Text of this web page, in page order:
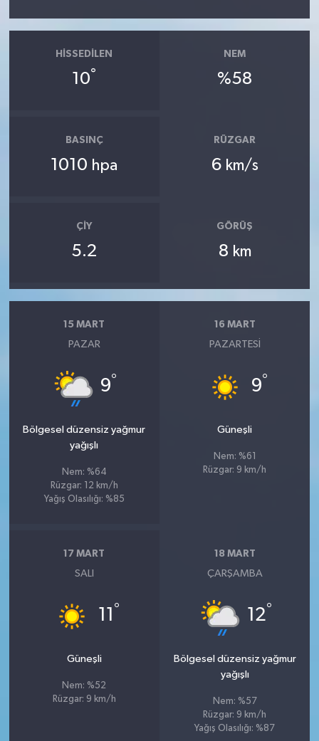
HISSEDILEN
10°
NEM
%58
BASINÇ
1010 hpa
RÜZGAR
6 km/s
ÇIY
5.2
GÖRÜŞ
8 km
15 MART
PAZAR
9°
Bölgesel düzensiz yağmur
yağışlı
Nem: %64
Rüzgar: 12 km/h
Yağış Olasılığı: %85
16 MART
PAZARTESI
9°
Güneşli
Nem: %61
Rüzgar: 9 km/h
17 MART
SALI
11 °
Güneşli
Nem: %52
Rüzgar: 9 km/h
18 MART
ÇARŞAMBA
12°
Bölgesel düzensiz yağmur
yağışlı
Nem: %57
Rüzgar: 9 km/h
Yağış Olasılığı: %87